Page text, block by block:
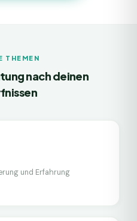
THEMEN
nach deinen
und Erfahrung